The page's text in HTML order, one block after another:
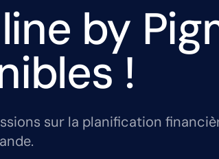
by
!
sur la planification